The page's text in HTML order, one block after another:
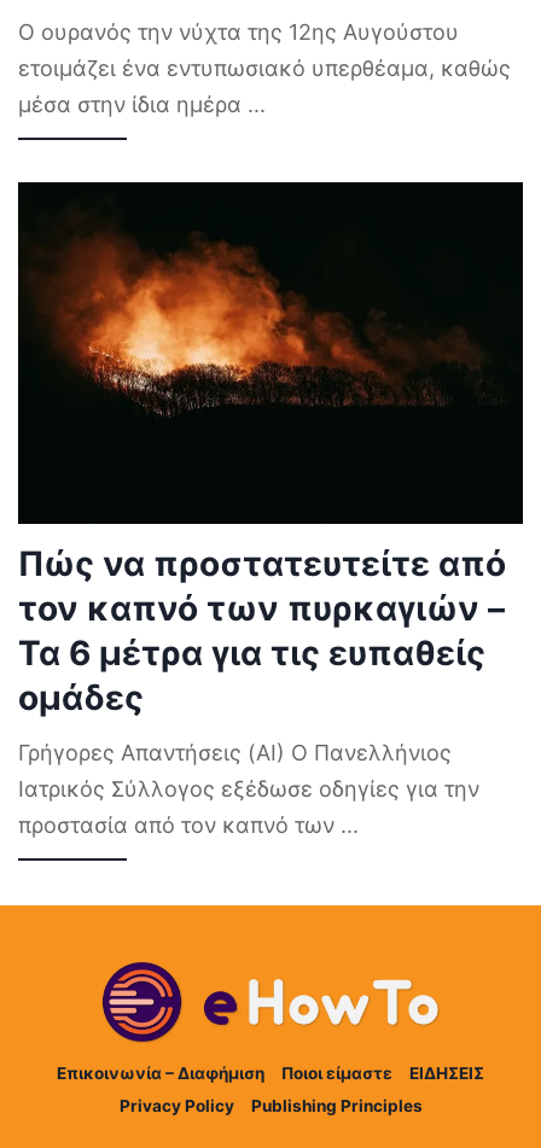
Ο ουρανός την νύχτα της 12ης Αυγούστου
ετοιμάζει ένα εντυπωσιακό υπερθέαμα, καθώς
μέσα στην ίδια ημέρα ...
Πώς να προστατευτείτε από
τον καπνό των πυρκαγιών –
Τα 6 μέτρα για τις ευπαθείς
ομάδες
Γρήγορες Απαντήσεις (AI) Ο Πανελλήνιος
Ιατρικός Σύλλογος εξέδωσε οδηγίες για την
προστασία από τον καπνό των ...
Επικοινωνία – Διαφήμιση Ποιοι είμαστε
ΕΙΔΗΣΕΙΣ
Privacy Policy
Publishing Principles